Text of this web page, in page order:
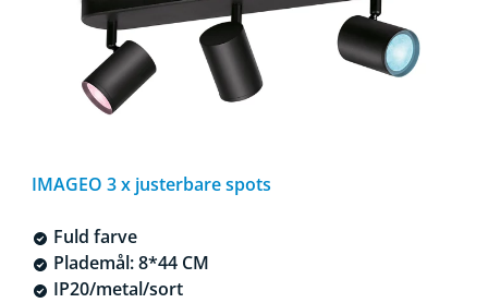
IMAGEO 3 x justerbare spots
Fuld farve
Plademål: 8*44 CM
IP20/metal/sort